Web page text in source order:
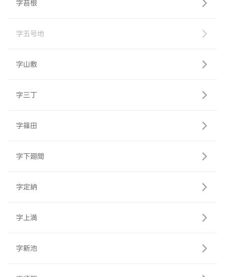
字苔根
字五号地
字山敷
字三丁
字篠田
字下廻間
字定納
字上満
字新池